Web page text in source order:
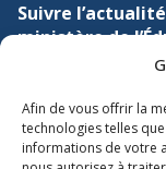
Afin de vous offrir la
technologies telles
informations de votre
Suivre
ministère de